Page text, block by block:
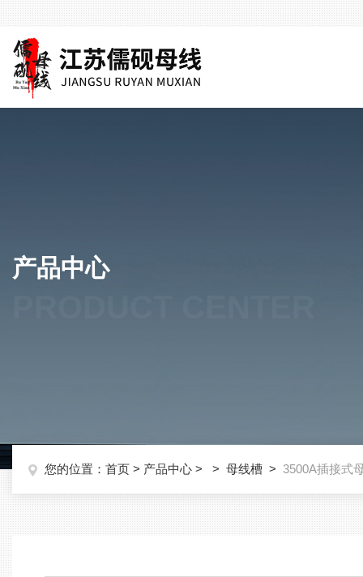
产品中心
您的位置： 首页 > 产品中心 > > 母线槽 > 3500A插接式